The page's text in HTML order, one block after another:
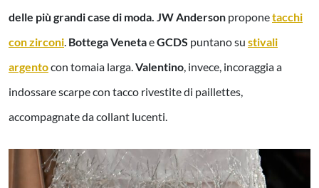
delle più grandi case di moda. JW Anderson proponetacchi
con zirconi. Bottega VenetaeGCDS puntano su stivali
argentocon tomaia larga.Valentino, invece, incoraggia a
indossare scarpe con tacco rivestite di paillettes,
accompagnate da collant lucenti.